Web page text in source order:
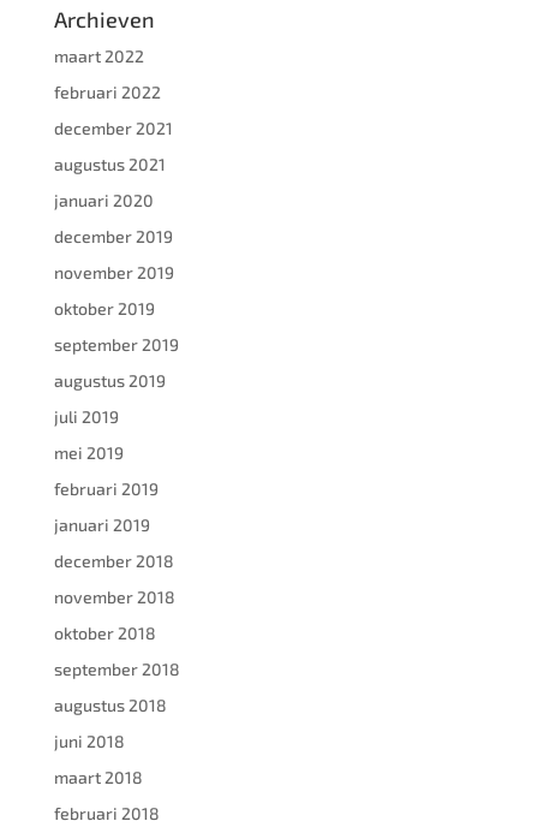
Archieven
maart 2022
februari 2022
december 2021
augustus 2021
januari 2020
december 2019
november 2019
oktober 2019
september 2019
augustus 2019
juli 2019
mei 2019
februari 2019
januari 2019
december 2018
november 2018
oktober 2018
september 2018
augustus 2018
juni 2018
maart 2018
februari 2018